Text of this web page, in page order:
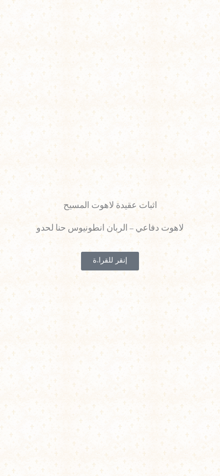
اثبات عقيدة لاهوت المسيح
لاهوت دفاعي – الربان انطونيوس حنا لحدو
إنقر للقراءة